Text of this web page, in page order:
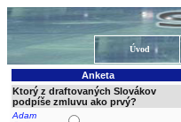
Úvod
Anketa
Ktorý z draftovaných Slovákov
podpíše zmluvu ako prvý?
Adam